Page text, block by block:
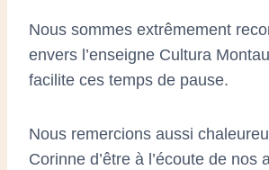
Nous sommes extrêmement
envers l’enseigne Cultura
facilite ces temps de pause.
Nous remercions aussi
Corinne d’être à l’écoute de nos